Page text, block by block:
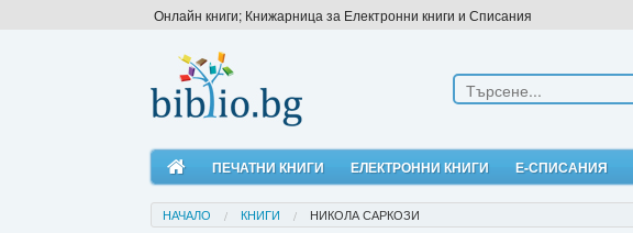
Онлайн книги; Книжарница за Електронни книги и Списания
ПЕЧАТНИ КНИГИ ЕЛЕКТРОННИ КНИГИ Е-СПИСАНИЯ
НАЧАЛО КНИГИ НИКОЛА САРКОЗИ